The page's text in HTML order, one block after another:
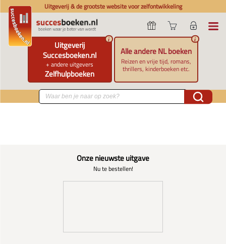
Uitgeverij & de grootste website voor zelfontwikkeling
Uitgeverij
Succesboeken.nl
+ andere uitgevers
Zelfhulpboeken
i
Alle andere NL boeken
Reizen en vrije tijd, romans,
thrillers, kinderboeken etc.
i
Onze nieuwste uitgave
Nu te bestellen!